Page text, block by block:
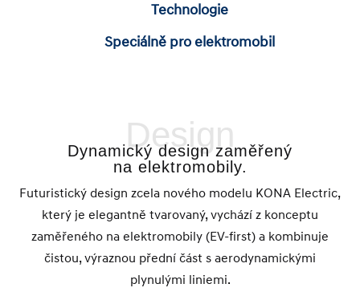
Technologie
Speciálně pro elektromobil
Design
Dynamický design zaměřený
na elektromobily.
Futuristický design zcela nového modelu KONA Electric,
který je elegantně tvarovaný, vychází z konceptu
zaměřeného na elektromobily (EV-first) a kombinuje
čistou, výraznou přední část s aerodynamickými
plynulými liniemi.